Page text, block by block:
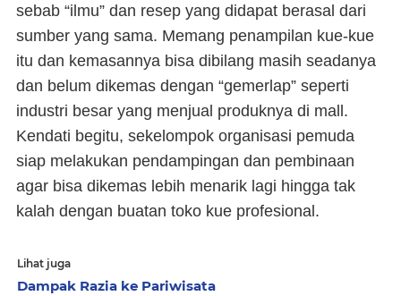
sebab “ilmu” dan resep yang didapat berasal dari
sumber yang sama. Memang penampilan kue-kue
itu dan kemasannya bisa dibilang masih seadanya
dan belum dikemas dengan “gemerlap” seperti
industri besar yang menjual produknya di mall.
Kendati begitu, sekelompok organisasi pemuda
siap melakukan pendampingan dan pembinaan
agar bisa dikemas lebih menarik lagi hingga tak
kalah dengan buatan toko kue profesional.
Lihat juga
Dampak Razia ke Pariwisata